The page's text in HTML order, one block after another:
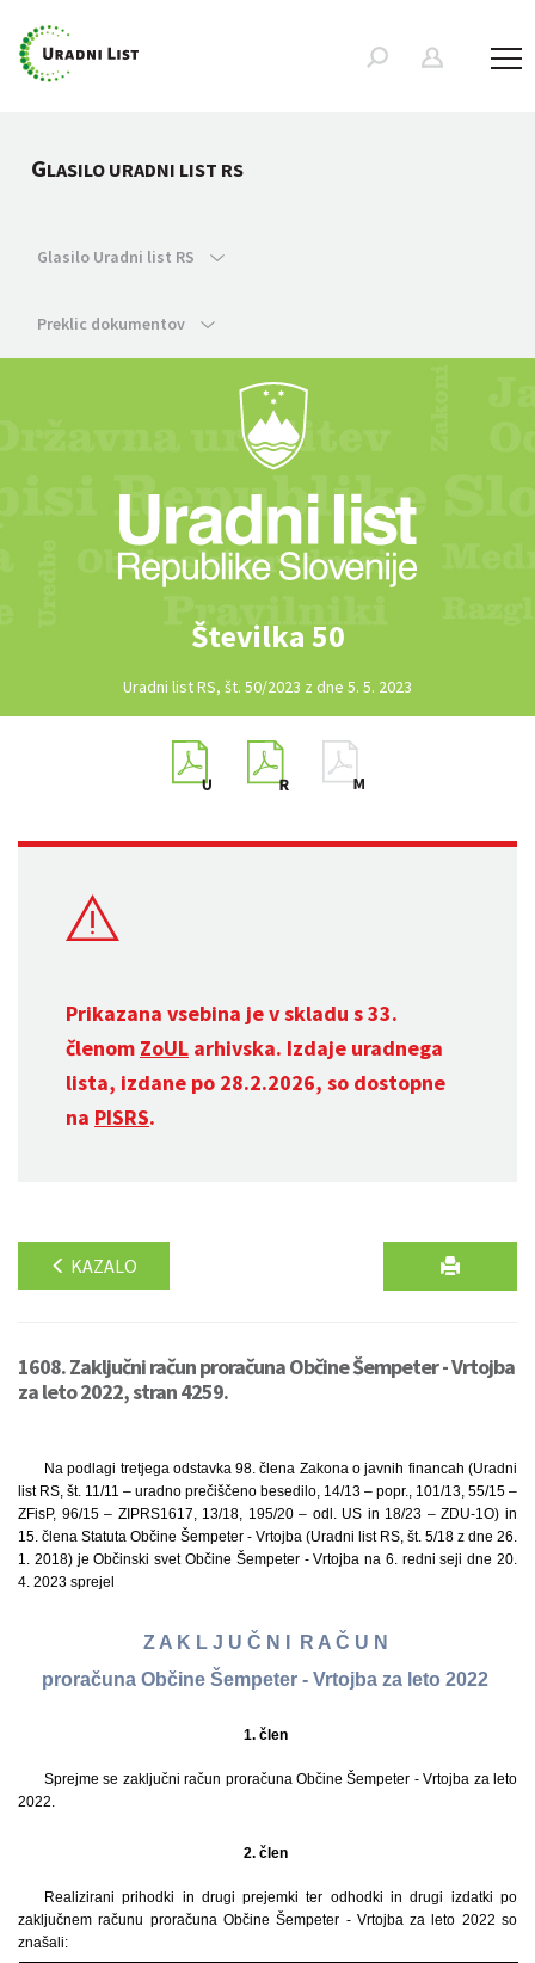
GLASILO URADNI LIST RS
Glasilo Uradni list RS
Preklic dokumentov
Številka 50
Uradni list RS, št. 50/2023 z dne 5. 5. 2023
Prikazana vsebina je v skladu s 33.
členom ZoUL arhivska. Izdaje uradnega
lista, izdane po 28.2.2026, so dostopne
na PISRS.
KAZALO
1608. Zaključni račun proračuna Občine Šempeter - Vrtojba
za leto 2022, stran 4259.
Na podlagi tretjega odstavka 98. člena Zakona o javnih financah (Uradni
list RS, št. 11/11 – uradno prečiščeno besedilo, 14/13 – popr., 101/13, 55/15 –
ZFisP, 96/15 – ZIPRS1617, 13/18, 195/20 – odl. US in 18/23 – ZDU-1O) in
15. člena Statuta Občine Šempeter - Vrtojba (Uradni list RS, št. 5/18 z dne 26.
1. 2018) je Občinski svet Občine Šempeter - Vrtojba na 6. redni seji dne 20.
4. 2023 sprejel
Z A K L J U Č N I R A Č U N
proračuna Občine Šempeter - Vrtojba za leto 2022
1. člen
Sprejme se zaključni račun proračuna Občine Šempeter - Vrtojba za leto
2022.
2. člen
Realizirani prihodki in drugi prejemki ter odhodki in drugi izdatki po
zaključnem računu proračuna Občine Šempeter - Vrtojba za leto 2022 so
znašali: